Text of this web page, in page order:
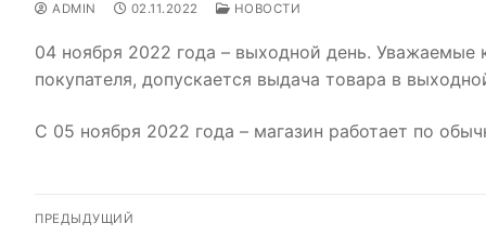
ADMIN 02.11.2022 НОВОСТИ
04 ноября 2022 года – выходной день. Уважаемые
покупателя, допускается выдача товара в
С 05 ноября 2022 года – магазин работает по
Навигация
ПРЕДЫДУЩИЙ